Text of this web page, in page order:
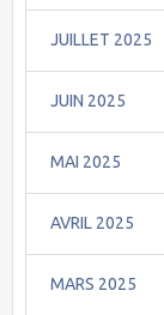
JUILLET 2025
JUIN 2025
MAI 2025
AVRIL 2025
MARS 2025